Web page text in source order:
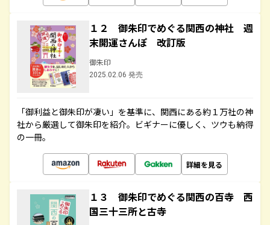
１２ 御朱印でめぐる関西の神社 週
末開運さんぽ 改訂版
御朱印
2025.02.06 発売
「御利益と御朱印が凄い」を基準に、関西にある約１万社の神
社から厳選して御朱印を紹介。ビギナーに優しく、ツウも納得
の一冊。
詳細を見る
１３ 御朱印でめぐる関西の百寺 西
国三十三所と古寺